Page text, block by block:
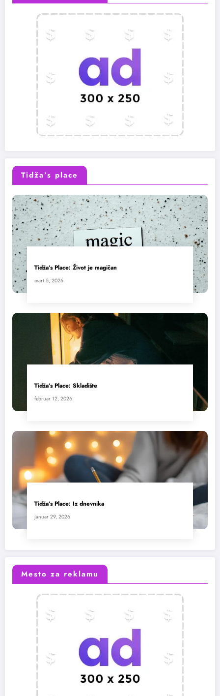
Tidža’s place
Tidža’s Place: Život je magičan
mart 5, 2026
Tidža’s Place: Skladište
februar 12, 2026
Tidža’s Place: Iz dnevnika
januar 29, 2026
Mesto za reklamu